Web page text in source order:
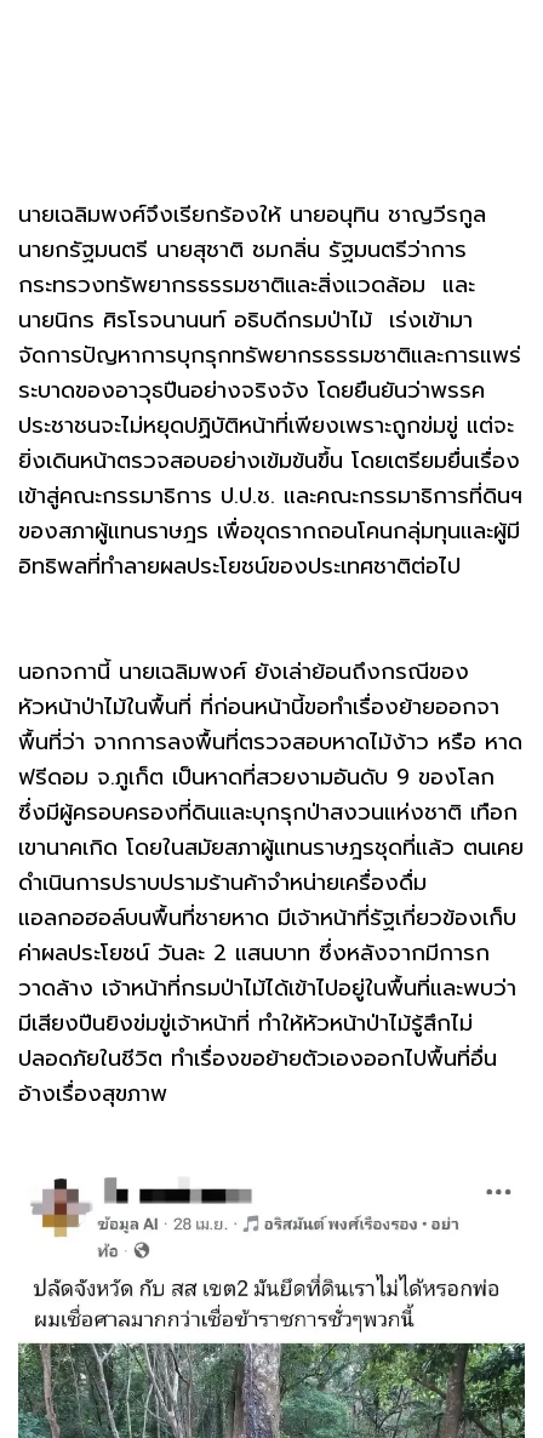
นายเฉลิมพงศ์จึงเรียกร้องให้ นายอนุทิน ชาญวีรกูล
นายกรัฐมนตรี นายสุชาติ ชมกลิ่น รัฐมนตรีว่าการ
กระทรวงทรัพยากรธรรมชาติและสิ่งแวดล้อม และ
นายนิกร ศิรโรจนานนท์ อธิบดีกรมป่าไม้ เร่งเข้ามา
จัดการปัญหาการบุกรุกทรัพยากรธรรมชาติและการแพร่
ระบาดของอาวุธปืนอย่างจริงจัง โดยยืนยันว่าพรรค
ประชาชนจะไม่หยุดปฏิบัติหน้าที่เพียงเพราะถูกข่มขู่ แต่จะ
ยิ่งเดินหน้าตรวจสอบอย่างเข้มข้นขึ้น โดยเตรียมยื่นเรื่อง
เข้าสู่คณะกรรมาธิการ ป.ป.ช. และคณะกรรมาธิการที่ดินฯ
ของสภาผู้แทนราษฎร เพื่อขุดรากถอนโคนกลุ่มทุนและผู้มี
อิทธิพลที่ทำลายผลประโยชน์ของประเทศชาติต่อไป
นอกจกานี้ นายเฉลิมพงศ์ ยังเล่าย้อนถึงกรณีของ
หัวหน้าป่าไม้ในพื้นที่ ที่ก่อนหน้านี้ขอทำเรื่องย้ายออกจา
พื้นที่ว่า จากการลงพื้นที่ตรวจสอบหาดไม้ง้าว หรือ หาด
ฟรีดอม จ.ภูเก็ต เป็นหาดที่สวยงามอันดับ 9 ของโลก
ซึ่งมีผู้ครอบครองที่ดินและบุกรุกป่าสงวนแห่งชาติ เทือก
เขานาคเกิด โดยในสมัยสภาผู้แทนราษฎรชุดที่แล้ว ตนเคย
ดำเนินการปราบปรามร้านค้าจำหน่ายเครื่องดื่ม
แอลกอฮอล์บนพื้นที่ชายหาด มีเจ้าหน้าที่รัฐเกี่ยวข้องเก็บ
ค่าผลประโยชน์ วันละ 2 แสนบาท ซึ่งหลังจากมีการก
วาดล้าง เจ้าหน้าที่กรมป่าไม้ได้เข้าไปอยู่ในพื้นที่และพบว่า
มีเสียงปืนยิงข่มขู่เจ้าหน้าที่ ทำให้หัวหน้าป่าไม้รู้สึกไม่
ปลอดภัยในชีวิต ทำเรื่องขอย้ายตัวเองออกไปพื้นที่อื่น
อ้างเรื่องสุขภาพ